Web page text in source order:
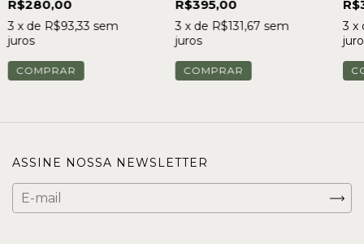
R$280,00
3 x de R$93,33 sem
juros
COMPRAR
R$395,00
3 x de R$131,67 sem
juros
COMPRAR
3 x
ASSINE NOSSA NEWSLETTER